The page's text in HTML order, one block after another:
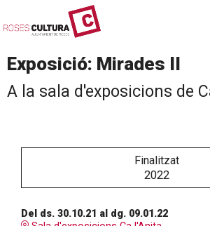
Exposició: Mirades II
A la sala d'exposicions de
Finalitzat
2022
Del ds. 30.10.21 al dg. 09.01.22